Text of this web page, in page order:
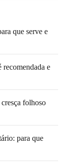
que serve e
e
folhoso
para que